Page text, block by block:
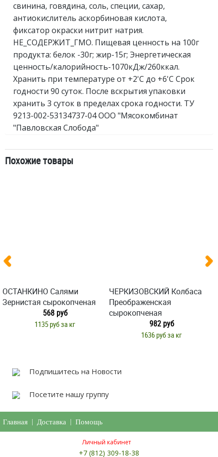
свинина, говядина, соль, специи, сахар,
антиокислитель аскорбиновая кислота,
фиксатор окраски нитрит натрия.
НЕ_СОДЕРЖИТ_ГМО. Пищевая ценность на 100г
продукта: белок -30г; жир-15г; Энергетическая
ценность/калорийность-1070кДж/260ккал.
Хранить при температуре от +2'C до +6'C Срок
годности 90 суток. После вскрытия упаковки
хранить 3 суток в пределах срока годности. ТУ
9213-002-53134737-04 ООО "Мясокомбинат
"Павловская Слобода"
Похожие товары
ОСТАНКИНО Салями
Зернистая сырокопченая
568 руб
1135 руб за кг
ЧЕРКИЗОВСКИЙ Колбаса
Преображенская
сырокопченая
982 руб
1636 руб за кг
Подпишитесь на Новости
Посетите нашу группу
Главная Доставка Помощь
Личный кабинет
+7 (812) 309-18-38